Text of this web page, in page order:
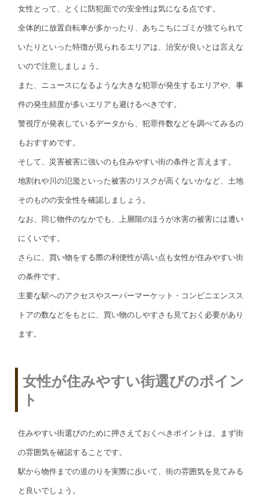
女性とって、とくに防犯面での安全性は気になる点です。
全体的に放置自転車が多かったり、あちこちにゴミが捨てられて
いたりといった特徴が見られるエリアは、治安が良いとは言えな
いので注意しましょう。
また、ニュースになるような大きな犯罪が発生するエリアや、事
件の発生頻度が多いエリアも避けるべきです。
警視庁が発表しているデータから、犯罪件数などを調べてみるの
もおすすめです。
そして、災害被害に強いのも住みやすい街の条件と言えます。
地割れや川の氾濫といった被害のリスクが高くないかなど、土地
そのものの安全性を確認しましょう。
なお、同じ物件のなかでも、上層階のほうが水害の被害には遭い
にくいです。
さらに、買い物をする際の利便性が高い点も女性が住みやすい街
の条件です。
主要な駅へのアクセスやスーパーマーケット・コンビニエンスス
トアの数などをもとに、買い物のしやすさも見ておく必要があり
ます。
女性が住みやすい街選びのポイン
ト
住みやすい街選びのために押さえておくべきポイントは、まず街
の雰囲気を確認することです。
駅から物件までの道のりを実際に歩いて、街の雰囲気を見てみる
と良いでしょう。